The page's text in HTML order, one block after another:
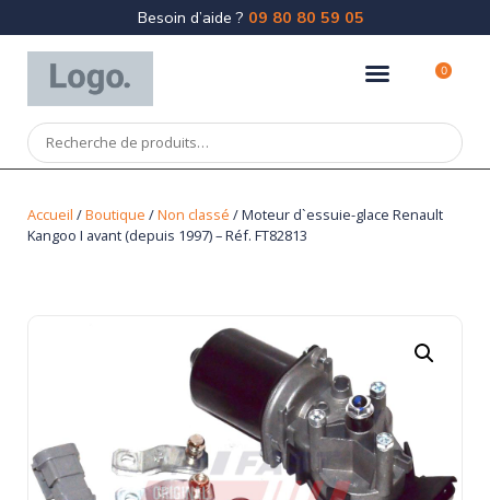
Besoin d’aide ? 09 80 80 59 05
0
Accueil /Boutique /Non classé / Moteur d`essuie-glace Renault
Kangoo I avant (depuis 1997) – Réf. FT82813